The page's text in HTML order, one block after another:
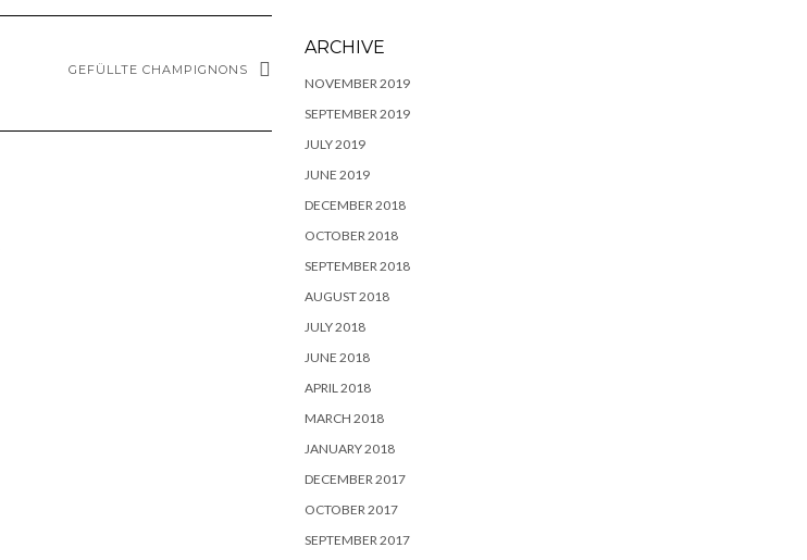
GEFÜLLTE CHAMPIGNONS
ARCHIVE
NOVEMBER 2019
SEPTEMBER 2019
JULY 2019
JUNE 2019
DECEMBER 2018
OCTOBER 2018
SEPTEMBER 2018
AUGUST 2018
JULY 2018
JUNE 2018
APRIL 2018
MARCH 2018
JANUARY 2018
DECEMBER 2017
OCTOBER 2017
SEPTEMBER 2017